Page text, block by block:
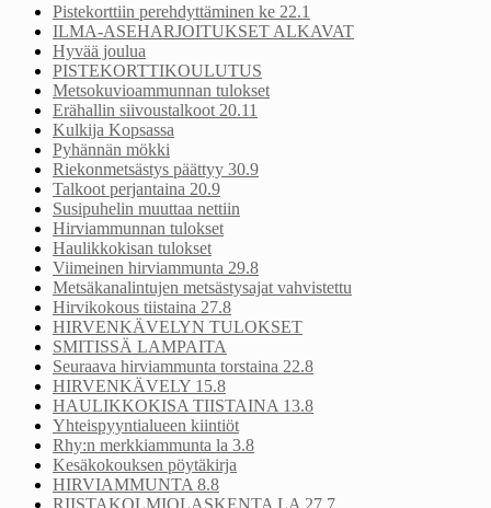
Pistekorttiin perehdyttäminen ke 22.1
ILMA-ASEHARJOITUKSET ALKAVAT
Hyvää joulua
PISTEKORTTIKOULUTUS
Metsokuvioammunnan tulokset
Erähallin siivoustalkoot 20.11
Kulkija Kopsassa
Pyhännän mökki
Riekonmetsästys päättyy 30.9
Talkoot perjantaina 20.9
Susipuhelin muuttaa nettiin
Hirviammunnan tulokset
Haulikkokisan tulokset
Viimeinen hirviammunta 29.8
Metsäkanalintujen metsästysajat vahvistettu
Hirvikokous tiistaina 27.8
HIRVENKÄVELYN TULOKSET
SMITISSÄ LAMPAITA
Seuraava hirviammunta torstaina 22.8
HIRVENKÄVELY 15.8
HAULIKKOKISA TIISTAINA 13.8
Yhteispyyntialueen kiintiöt
Rhy:n merkkiammunta la 3.8
Kesäkokouksen pöytäkirja
HIRVIAMMUNTA 8.8
RIISTAKOLMIOLASKENTA LA 27.7